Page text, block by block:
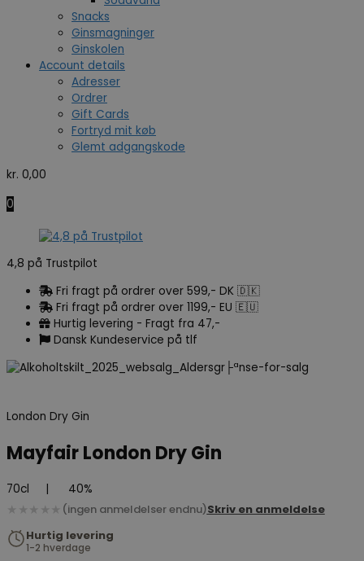
Snacks
Ginsmagninger
Ginskolen
Account details
Adresser
Ordrer
Gift Cards
Fortryd mit køb
Glemt adgangskode
kr. 0,00
0
4,8 på Trustpilot
Fri fragt på ordrer over 599,- DK 🇩🇰
Fri fragt på ordrer over 1199,- EU 🇪🇺
Hurtig levering - Fragt fra 47,-
Dansk Kundeservice på tlf
London Dry Gin
Mayfair London Dry Gin
70cl 40%
★★★★★ (ingen anmeldelser endnu)Skriv en anmeldelse
Hurtig levering
1-2 hverdage